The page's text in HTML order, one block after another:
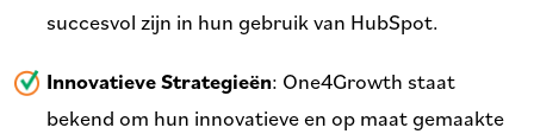
succesvol zijn in hun gebruik van HubSpot.
Innovatieve Strategieën: One4Growth staat
bekend om hun innovatieve en op maat gemaakte